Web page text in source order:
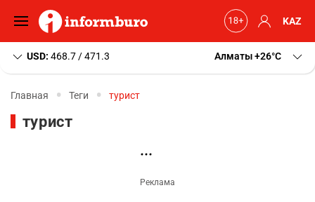
KAZ
USD: 468.7 / 471.3 Алматы+26 C
Главная Теги турист
турист